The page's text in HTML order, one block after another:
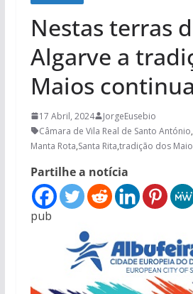
Nestas terras
Algarve a
Maios
17 Abril, 2024
JorgeEusebio
Câmara de Vila Real de Santo António,
Manta Rota,Santa Rita,tradição dos
Partilhe a notícia
pub